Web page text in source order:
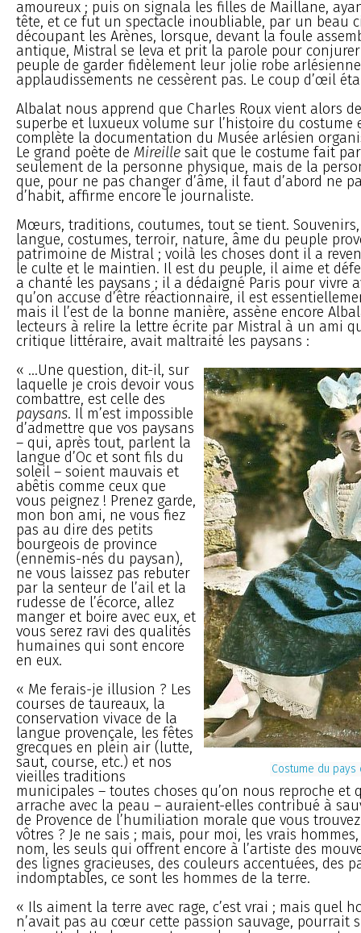
amoureux ; puis on signala les filles de Maillane,
tête, et ce fut un spectacle inoubliable, par un beau
découpant les Arènes, lorsque, devant la foule
antique, Mistral se leva et prit la parole pour
peuple de garder fidèlement leur jolie robe
applaudissements ne cessèrent pas. Le coup d’œil
Albalat nous apprend que Charles Roux vient alors
superbe et luxueux volume sur l’histoire du costume
complète la documentation du Musée arlésien
Le grand poète de Mireille sait que le costume fait
seulement de la personne physique, mais de la
que, pour ne pas changer d’âme, il faut d’abord ne
d’habit, affirme encore le journaliste.
Mœurs, traditions, coutumes, tout se tient. Souvenirs,
langue, costumes, terroir, nature, âme du peuple
patrimoine de Mistral ; voilà les choses dont il a
le culte et le maintien. Il est du peuple, il aime et
a chanté les paysans ; il a dédaigné Paris pour vivre
qu’on accuse d’être réactionnaire, il est
mais il l’est de la bonne manière, assène encore
lecteurs à relire la lettre écrite par Mistral à un ami
critique littéraire, avait maltraité les paysans :
Costume du pays
« ...Une question, dit-il, sur
laquelle je crois devoir vous
combattre, est celle des
paysans. Il m’est impossible
d’admettre que vos paysans
– qui, après tout, parlent la
langue d’Oc et sont fils du
soleil – soient mauvais et
abêtis comme ceux que
vous peignez ! Prenez garde,
mon bon ami, ne vous fiez
pas au dire des petits
bourgeois de province
(ennemis-nés du paysan),
ne vous laissez pas rebuter
par la senteur de l’ail et la
rudesse de l’écorce, allez
manger et boire avec eux, et
vous serez ravi des qualités
humaines qui sont encore
en eux.
« Me ferais-je illusion ? Les
courses de taureaux, la
conservation vivace de la
langue provençale, les fêtes
grecques en plein air (lutte,
saut, course, etc.) et nos
vieilles traditions
municipales – toutes choses qu’on nous reproche et
arrache avec la peau – auraient-elles contribué à
de Provence de l’humiliation morale que vous
vôtres ? Je ne sais ; mais, pour moi, les vrais
nom, les seuls qui offrent encore à l’artiste des
des lignes gracieuses, des couleurs accentuées, des
indomptables, ce sont les hommes de la terre.
« Ils aiment la terre avec rage, c’est vrai ; mais quel
n’avait pas au cœur cette passion sauvage, pourrait